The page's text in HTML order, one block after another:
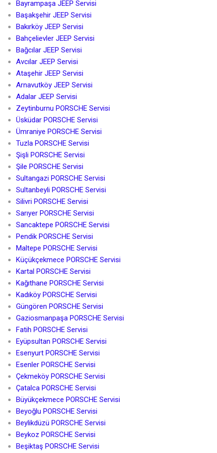
Bayrampaşa JEEP Servisi
Başakşehir JEEP Servisi
Bakırköy JEEP Servisi
Bahçelievler JEEP Servisi
Bağcılar JEEP Servisi
Avcılar JEEP Servisi
Ataşehir JEEP Servisi
Arnavutköy JEEP Servisi
Adalar JEEP Servisi
Zeytinburnu PORSCHE Servisi
Üsküdar PORSCHE Servisi
Ümraniye PORSCHE Servisi
Tuzla PORSCHE Servisi
Şişli PORSCHE Servisi
Şile PORSCHE Servisi
Sultangazi PORSCHE Servisi
Sultanbeyli PORSCHE Servisi
Silivri PORSCHE Servisi
Sarıyer PORSCHE Servisi
Sancaktepe PORSCHE Servisi
Pendik PORSCHE Servisi
Maltepe PORSCHE Servisi
Küçükçekmece PORSCHE Servisi
Kartal PORSCHE Servisi
Kağıthane PORSCHE Servisi
Kadıköy PORSCHE Servisi
Güngören PORSCHE Servisi
Gaziosmanpaşa PORSCHE Servisi
Fatih PORSCHE Servisi
Eyüpsultan PORSCHE Servisi
Esenyurt PORSCHE Servisi
Esenler PORSCHE Servisi
Çekmeköy PORSCHE Servisi
Çatalca PORSCHE Servisi
Büyükçekmece PORSCHE Servisi
Beyoğlu PORSCHE Servisi
Beylikdüzü PORSCHE Servisi
Beykoz PORSCHE Servisi
Beşiktaş PORSCHE Servisi